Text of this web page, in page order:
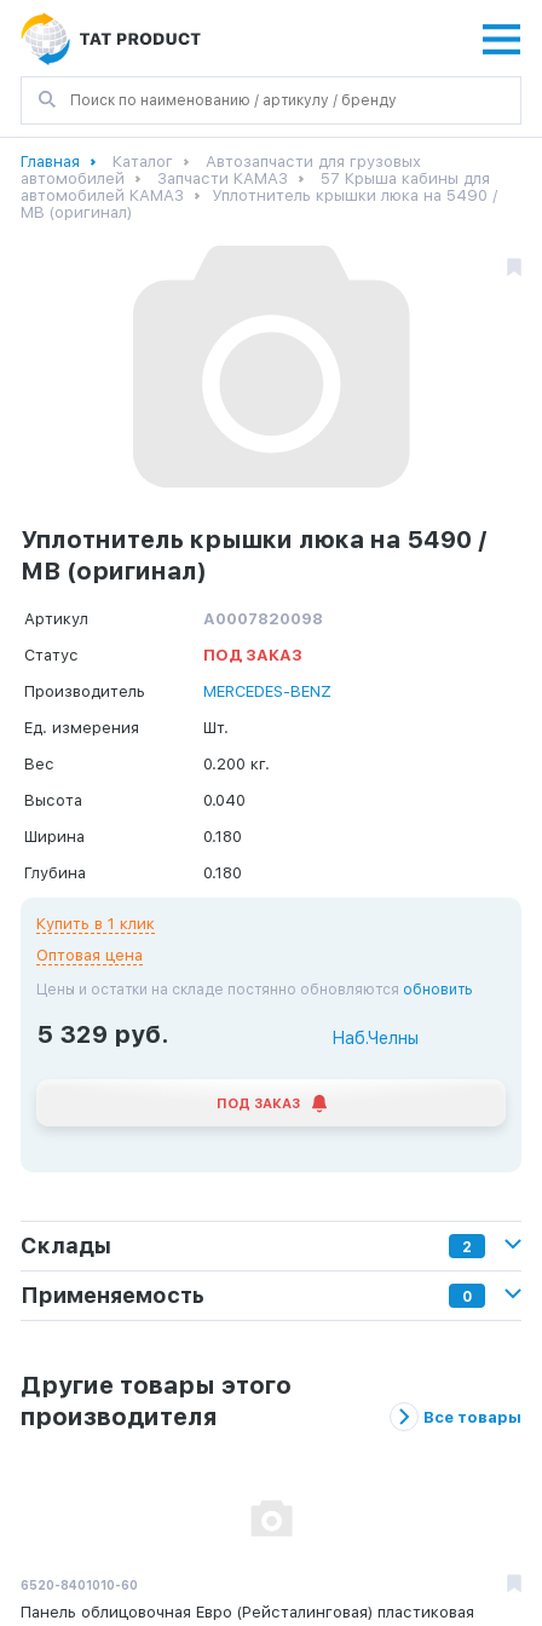
Главная Каталог
Автозапчасти для грузовых
автомобилей
Запчасти КАМАЗ
57 Крыша кабины для
автомобилей КАМАЗ
Уплотнитель крышки люка на 5490 /
MB (оригинал)
Уплотнитель крышки люка на 5490 /
MB (оригинал)
Артикул
А0007820098
Статус
ПОД ЗАКАЗ
Производитель
MERCEDES-BENZ
Ед. измерения
Шт.
Вес
0.200 кг.
Высота
0.040
Ширина
0.180
Глубина
0.180
Купить в 1 клик
Оптовая цена
Цены и остатки на складе постянно обновляются обновить
5 329 руб. Наб.Челны
ПОД ЗАКАЗ
Склады 2
Применяемость 0
Другие товары этого
производителя
6520-8401010-60
Панель облицовочная Евро (Рейсталинговая) пластиковая
7405-1005115-21
Маховик Евро / г.Москва
65222-3408020-20
Шланг высокого давления ГУРа Евро-3 (-20) (рукав L-310
Все товары